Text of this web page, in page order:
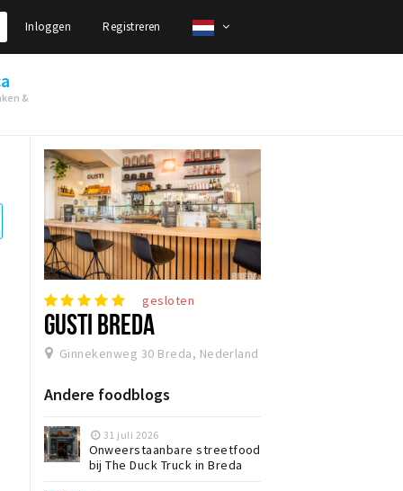
Inloggen Registreren
&
gesloten
GUSTI BREDA
Ginnekenweg 30 Breda, Nederland
Andere foodblogs
31 juli 2026
Onweerstaanbare streetfood
bij The Duck Truck in Breda